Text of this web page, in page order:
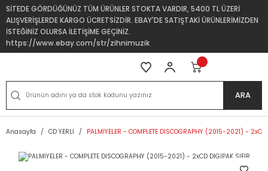
SİTEDE GÖRDÜĞÜNÜZ TÜM ÜRÜNLER STOKTA VARDIR, 5400 TL ÜZERİ
ALIŞVERİŞLERDE KARGO ÜCRETSİZDİR. EBAY'DE SATIŞTAKİ ÜRÜNLERİMİZDEN
İSTEĞİNİZ OLURSA İLETİŞİME GEÇİNİZ.
https://www.ebay.com/str/zihnimuzik
ARA
Anasayfa CD YERLİ PALMİYELER - COMPLETE DISCOGRAPHY (2015-2021) - 2xCD